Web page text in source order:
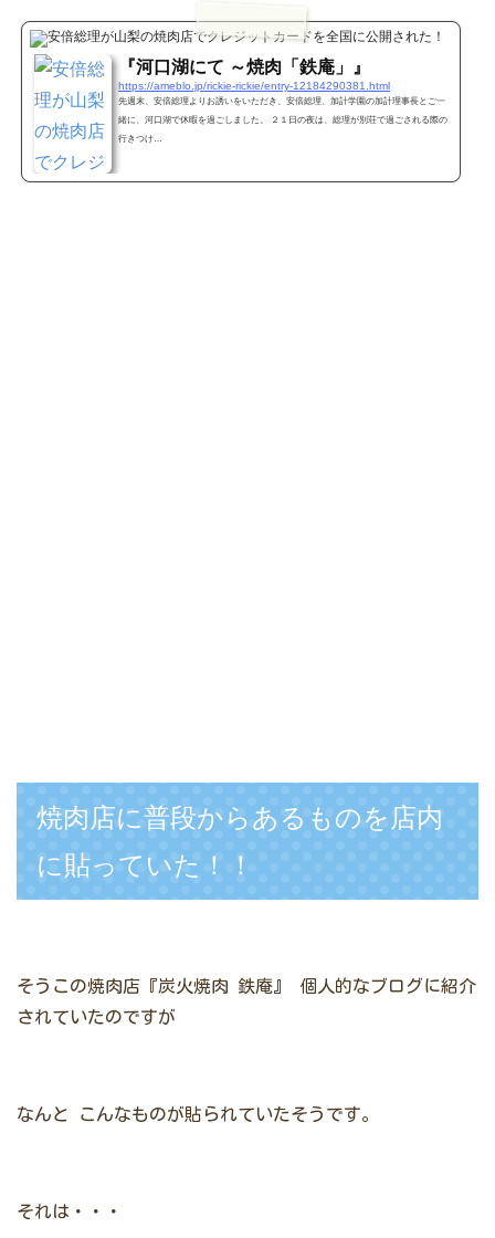
『河口湖にて ～焼肉「鉄庵」』
https://ameblo.jp/rickie-rickie/entry-12184290381.html
先週末、安倍総理よりお誘いをいただき、安倍総理、加計学園の加計理事長とご一
緒に、河口湖で休暇を過ごしました。 ２１日の夜は、総理が別荘で過ごされる際の
行きつけ…
焼肉店に普段からあるものを店内
に貼っていた！！
そうこの焼肉店『炭火焼肉 鉄庵』
個人的なブログに紹介
されていたのですが
なんと こんなものが貼られていたそうです。
それは・・・